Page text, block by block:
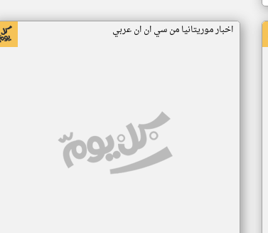
اخبار موريتانيا من سي ان ان عربي